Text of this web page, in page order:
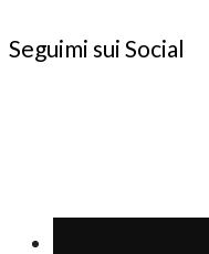
Seguimi sui Social